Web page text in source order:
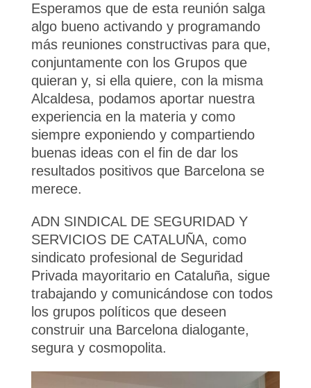
Esperamos que de esta reunión salga
algo bueno activando y programando
más reuniones constructivas para que,
conjuntamente con los Grupos que
quieran y, si ella quiere, con la misma
Alcaldesa, podamos aportar nuestra
experiencia en la materia y como
siempre exponiendo y compartiendo
buenas ideas con el fin de dar los
resultados positivos que Barcelona se
merece.
ADN SINDICAL DE SEGURIDAD Y
SERVICIOS DE CATALUÑA, como
sindicato profesional de Seguridad
Privada mayoritario en Cataluña, sigue
trabajando y comunicándose con todos
los grupos políticos que deseen
construir una Barcelona dialogante,
segura y cosmopolita.